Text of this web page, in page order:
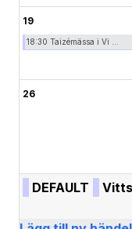
19
18:30 Taizémässa i Vi ...
26
DEFAULT